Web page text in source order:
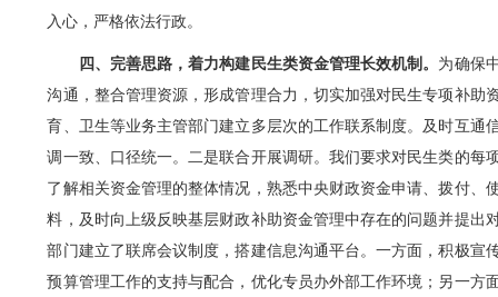
入心，严格依法行政。
四、完善思路，着力构建民生类资金管理长效机制。 为确保
沟通，整合管理资源，形成管理合力，切实加强对民生专项补
育、卫生等业务主管部门建立多层次的工作联系制度。及时互
调一致、口径统一。二是联合开展调研。我们要求对民生类的
了解相关资金管理的整体情况，熟悉中央财政资金申请、拨付
料，及时向上级反映基层财政补助资金管理中存在的问题并提
部门建立了联席会议制度，搭建信息沟通平台。一方面，积极
预算管理工作的支持与配合，优化专员办外部工作环境；另一